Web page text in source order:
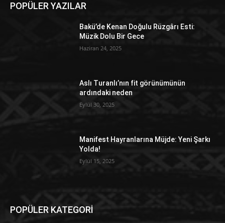
POPÜLER YAZILAR
Bakü’de Kenan Doğulu Rüzgârı Esti:
Müzik Dolu Bir Gece
Haziran 24, 2025
Aslı Turanlı’nın fit görünümünün
ardındaki neden
Eylül 30, 2025
Manifest Hayranlarına Müjde: Yeni Şarkı
Yolda!
Eylül 15, 2025
POPÜLER KATEGORİ